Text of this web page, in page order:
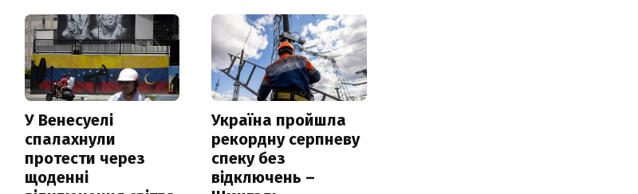
У Венесуелі
спалахнули
протести через
щоденні
Україна пройшла
рекордну серпневу
спеку без
відключень –